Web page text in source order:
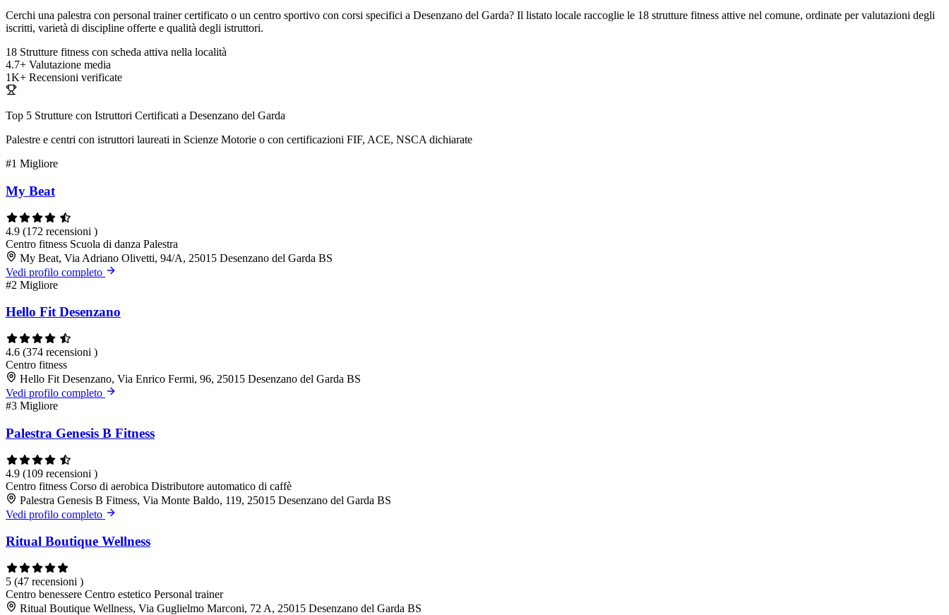
Cerchi una palestra con personal trainer certificato o un centro sportivo con corsi specifici a Desenzano del Garda? Il listato locale raccoglie le 18 strutture fitness attive nel comune, ordinate per valutazioni degli
iscritti, varietà di discipline offerte e qualità degli istruttori.
18 Strutture fitness con scheda attiva nella località
4.7+ Valutazione media
1K+ Recensioni verificate
Top 5 Strutture con Istruttori Certificati a Desenzano del Garda
Palestre e centri con istruttori laureati in Scienze Motorie o con certificazioni FIF, ACE, NSCA dichiarate
#1 Migliore
My Beat
4.9 (172 recensioni )
Centro fitness Scuola di danza Palestra
My Beat, Via Adriano Olivetti, 94/A, 25015 Desenzano del Garda BS
Vedi profilo completo
#2 Migliore
Hello Fit Desenzano
4.6 (374 recensioni )
Centro fitness
Hello Fit Desenzano, Via Enrico Fermi, 96, 25015 Desenzano del Garda BS
Vedi profilo completo
#3 Migliore
Palestra Genesis B Fitness
4.9 (109 recensioni )
Centro fitness Corso di aerobica Distributore automatico di caffè
Palestra Genesis B Fitness, Via Monte Baldo, 119, 25015 Desenzano del Garda BS
Vedi profilo completo
Ritual Boutique Wellness
5 (47 recensioni )
Centro benessere Centro estetico Personal trainer
Ritual Boutique Wellness, Via Guglielmo Marconi, 72 A, 25015 Desenzano del Garda BS